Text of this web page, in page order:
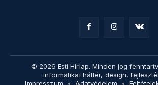
© 2026 Esti Hírlap. Minden jog
informatikai háttér, design,
Impresszum
Adatvédelem